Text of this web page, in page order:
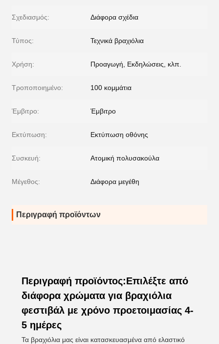
Σχεδιασμός: Διάφορα σχέδια
Τύπος: Τεχνικά βραχιόλια
Χρήση: Προαγωγή, Εκδηλώσεις, κλπ.
Τροποποιημένο: 100 κομμάτια
Έμβιτρο: Έμβιτρο
Εκτύπωση: Εκτύπωση οθόνης
Συσκευή: Ατομική πολυσακούλα
Μέγεθος: Διάφορα μεγέθη
Περιγραφή προϊόντων
Περιγραφή προϊόντος:Επιλέξτε από
διάφορα χρώματα για βραχιόλια
φεστιβάλ με χρόνο προετοιμασίας 4-
5 ημέρες
Τα βραχιόλια μας είναι κατασκευασμένα από ελαστικό